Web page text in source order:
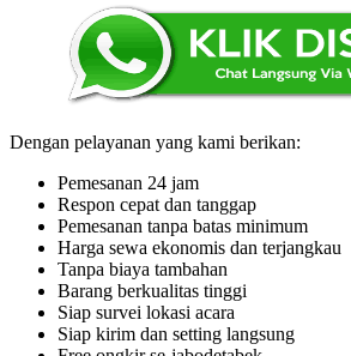
Dengan pelayanan yang kami berikan:
Pemesanan 24 jam
Respon cepat dan tanggap
Pemesanan tanpa batas minimum
Harga sewa ekonomis dan terjangkau
Tanpa biaya tambahan
Barang berkualitas tinggi
Siap survei lokasi acara
Siap kirim dan setting langsung